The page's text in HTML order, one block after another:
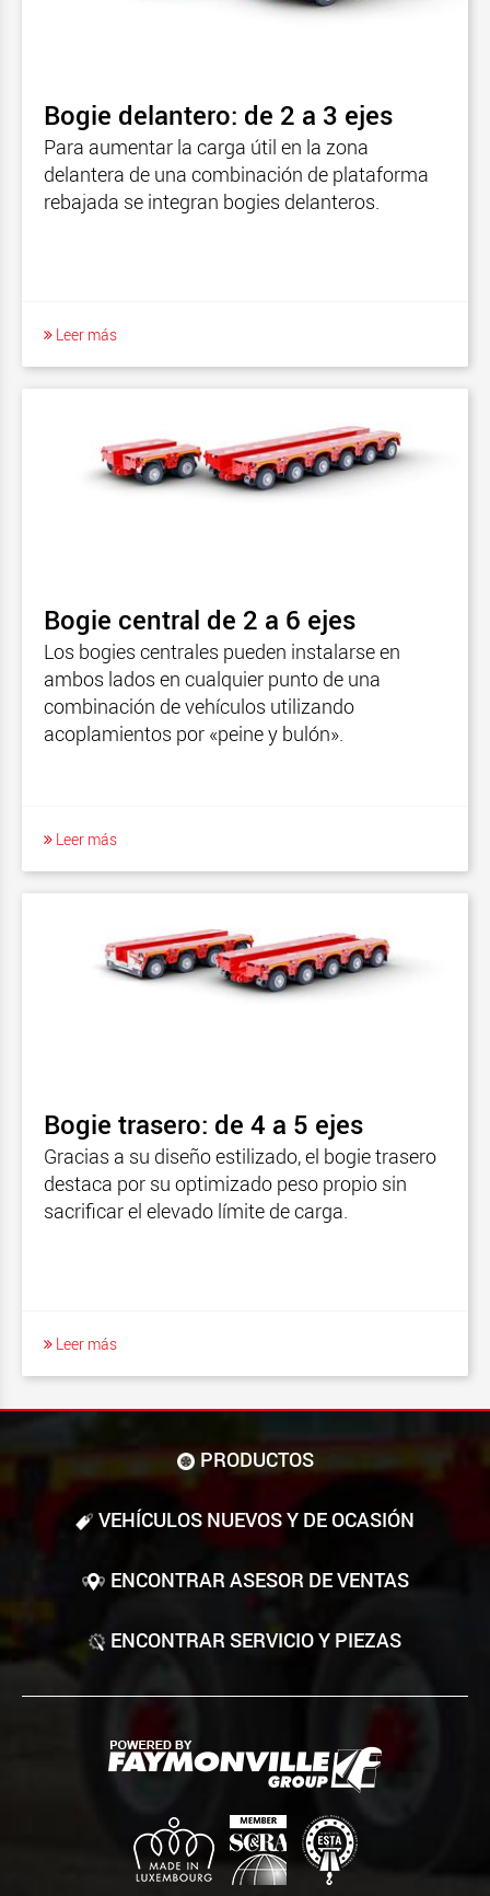
Bogie delantero: de 2 a 3 ejes
Para aumentar la carga útil en la zona
delantera de una combinación de plataforma
rebajada se integran bogies delanteros.
Leer más
Bogie central de 2 a 6 ejes
Los bogies centrales pueden instalarse en
ambos lados en cualquier punto de una
combinación de vehículos utilizando
acoplamientos por «peine y bulón».
Leer más
Bogie trasero: de 4 a 5 ejes
Gracias a su diseño estilizado, el bogie trasero
destaca por su optimizado peso propio sin
sacrificar el elevado límite de carga.
Leer más
PRODUCTOS
VEHÍCULOS NUEVOS Y DE OCASIÓN
ENCONTRAR ASESOR DE VENTAS
ENCONTRAR SERVICIO Y PIEZAS